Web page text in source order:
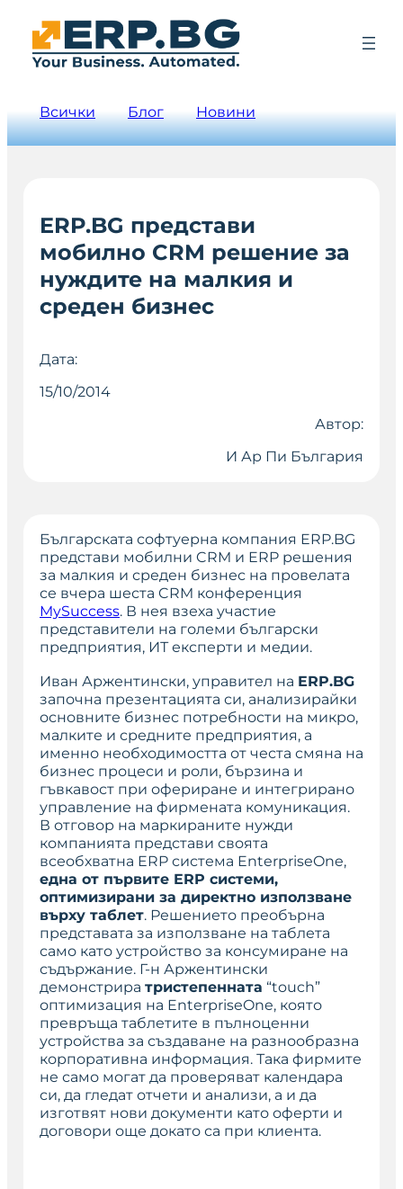
Всички Блог Новини
ERP.BG представи
мобилно CRM решение за
нуждите на малкия и
среден бизнес
Дата:
15/10/2014
Автор:
И Ар Пи България
Българската софтуерна компания ERP.BG
представи мобилни CRM и ERP решения
за малкия и среден бизнес на провелата
се вчера шеста CRM конференция
MySuccess. В нея взеха участие
представители на големи български
предприятия, ИТ експерти и медии.
Иван Аржентински, управител на ERP.BG
започна презентацията си, анализирайки
основните бизнес потребности на микро,
малките и средните предприятия, а
именно необходимостта от честа смяна на
бизнес процеси и роли, бързина и
гъвкавост при офериране и интегрирано
управление на фирмената комуникация.
В отговор на маркираните нужди
компанията представи своята
всеобхватна ERP система EnterpriseOne,
една от първите ERP системи,
оптимизирани за директно използване
върху таблет. Решението преобърна
представата за използване на таблета
само като устройство за консумиране на
съдържание. Г-н Аржентински
демонстрира тристепенната “touch”
оптимизация на EnterpriseOne, която
превръща таблетите в пълноценни
устройства за създаване на разнообразна
корпоративна информация. Така фирмите
не само могат да проверяват календара
си, да гледат отчети и анализи, а и да
изготвят нови документи като оферти и
договори още докато са при клиента.